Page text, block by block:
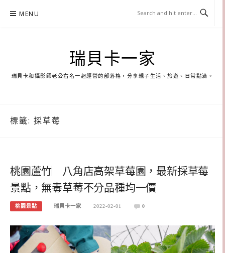
MENU
瑞貝卡一家
瑞貝卡和攝影師老公右名一起經營的部落格，分享親子生活、旅遊、日常點滴。
標籤: 採草莓
桃園蘆竹︳八角店高架草莓園，最新採草莓
景點，無毒草莓不分品種均一價
桃園景點 瑞貝卡一家 2022-02-01 0